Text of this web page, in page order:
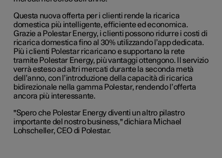
Questa nuova offerta per i clienti rende la ricarica
domestica più intelligente, efficiente ed economica.
Grazie a Polestar Energy, i clienti possono ridurre i costi di
ricarica domestica fino al 30% utilizzando l’app dedicata.
Più i clienti Polestar ricaricano e supportano la rete
tramite Polestar Energy, più vantaggi ottengono. Il servizio
verrà esteso ad altri mercati durante la seconda metà
dell’anno, con l’introduzione della capacità di ricarica
bidirezionale nella gamma Polestar, rendendo l’offerta
ancora più interessante.
"Spero che Polestar Energy diventi un altro pilastro
importante del nostro business," dichiara Michael
Lohscheller, CEO di Polestar.